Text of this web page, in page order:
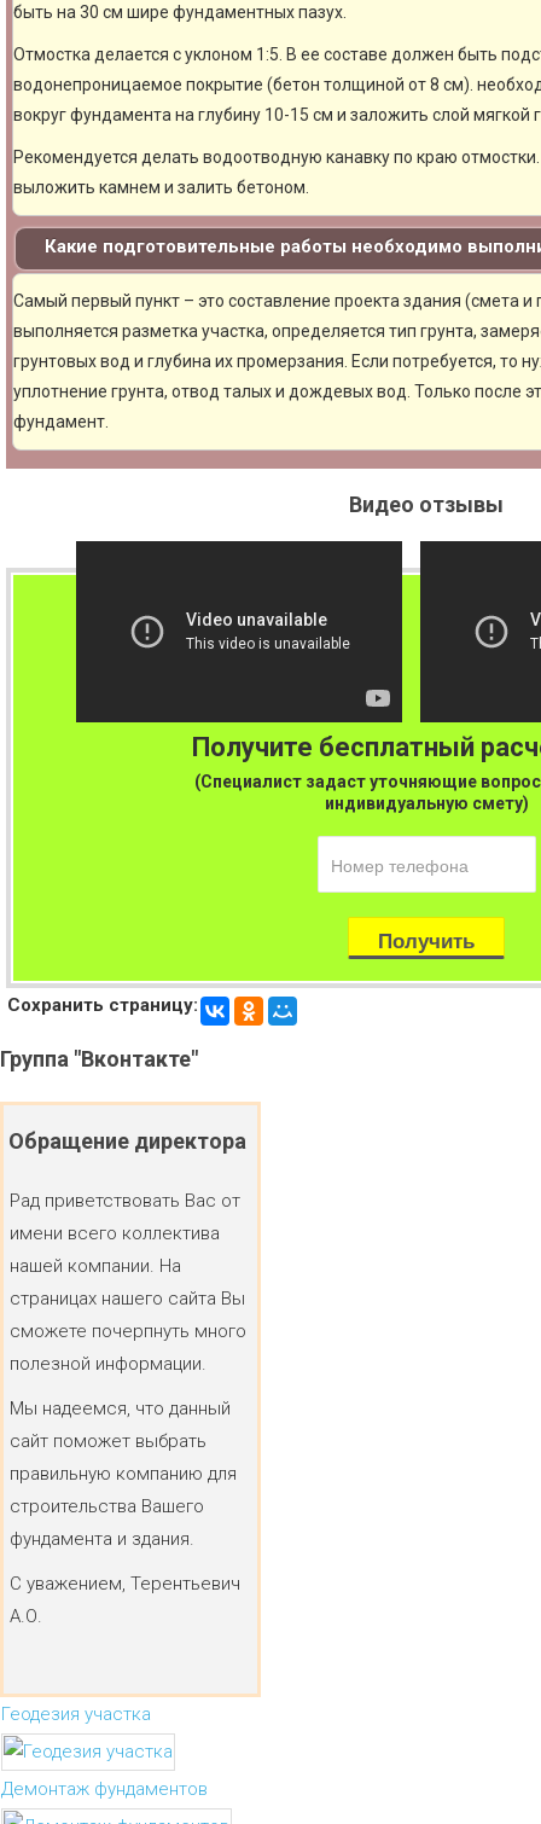
быть на 30 см шире фундаментных пазух.
Отмостка делается с уклоном 1:5. В ее составе должен быть
водонепроницаемое покрытие (бетон толщиной от 8 см).
вокруг фундамента на глубину 10-15 см и заложить слой мягкой
Рекомендуется делать водоотводную канавку по краю
выложить камнем и залить бетоном.
Какие подготовительные работы необходимо
Самый первый пункт – это составление проекта здания (смета
выполняется разметка участка, определяется тип грунта,
грунтовых вод и глубина их промерзания. Если потребуется, то
уплотнение грунта, отвод талых и дождевых вод. Только после
фундамент.
Видео отзывы
Получите бесплатный
(Специалист задаст уточняющие
индивидуальную смету)
Сохранить страницу:
Группа "Вконтакте"
Обращение директора
Рад приветствовать Вас от
имени всего коллектива
нашей компании. На
страницах нашего сайта Вы
сможете почерпнуть много
полезной информации.
Мы надеемся, что данный
сайт поможет выбрать
правильную компанию для
строительства Вашего
фундамента и здания.
С уважением, Терентьевич
А.О.
Геодезия участка
Демонтаж фундаментов